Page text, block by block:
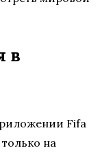
в
Fifa
на